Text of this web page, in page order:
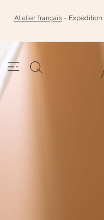
Atelier français - Expédition